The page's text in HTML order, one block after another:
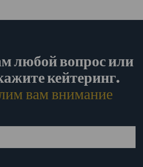
любой вопрос или
кейтеринг.
вам внимание